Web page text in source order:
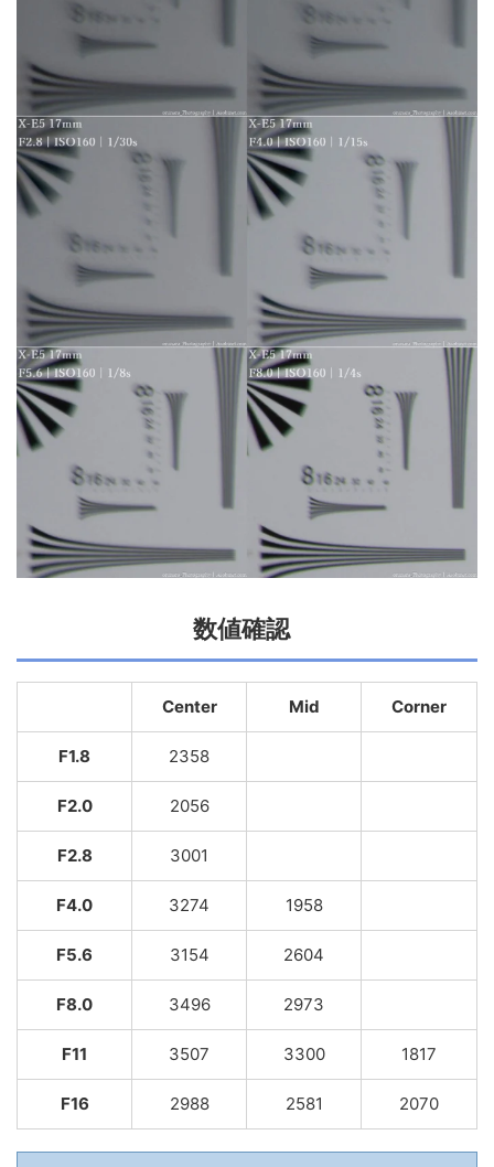
数値確認
Center Mid Corner
F1.8 2358
F2.0 2056
F2.8 3001
F4.0 3274 1958
F5.6 3154 2604
F8.0 3496 2973
F11 3507 3300 1817
F16 2988 2581 2070